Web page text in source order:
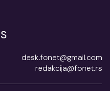
desk.fonet@gmail.com
redakcija@fonet.rs